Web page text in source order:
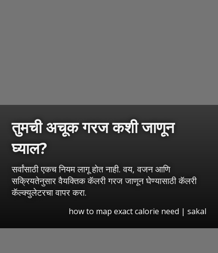
तुमची अचूक गरज कशी जाणून
घ्याल?
सर्वांसाठी एकच नियम लागू होत नाही. वय, वजन आणि
सक्रियतेनुसार वैयक्तिक कॅलरी गरज जाणून घेण्यासाठी कॅलरी
कॅल्क्युलेटरचा वापर करा.
how to map exact calorie need | sakal